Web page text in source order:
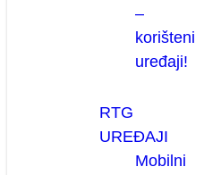
–
korišteni
uređaji!
RTG
UREĐAJI
Mobilni